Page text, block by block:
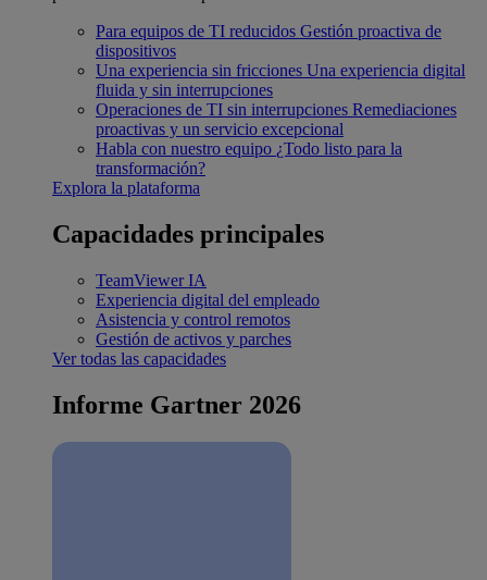
Para equipos de TI reducidos Gestión proactiva de
dispositivos
Una experiencia sin fricciones Una experiencia digital
fluida y sin interrupciones
Operaciones de TI sin interrupciones Remediaciones
proactivas y un servicio excepcional
Habla con nuestro equipo ¿Todo listo para la
transformación?
Explora la plataforma
Capacidades principales
TeamViewer IA
Experiencia digital del empleado
Asistencia y control remotos
Gestión de activos y parches
Ver todas las capacidades
Informe Gartner 2026